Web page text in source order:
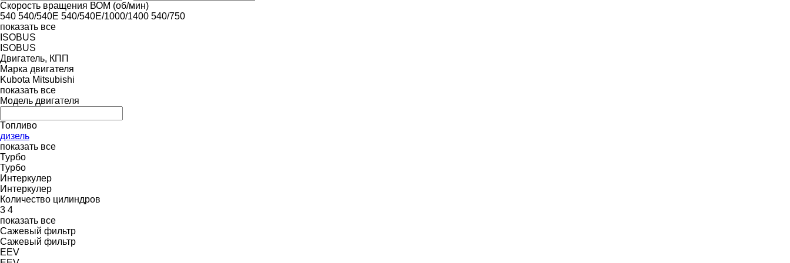
Скорость вращения ВОМ (об/мин)
540 540/540E 540/540E/1000/1400 540/750
показать все
ISOBUS
ISOBUS
Двигатель, КПП
Марка двигателя
Kubota Mitsubishi
показать все
Модель двигателя
Топливо
дизель
показать все
Турбо
Турбо
Интеркулер
Интеркулер
Количество цилиндров
3 4
показать все
Сажевый фильтр
Сажевый фильтр
EEV